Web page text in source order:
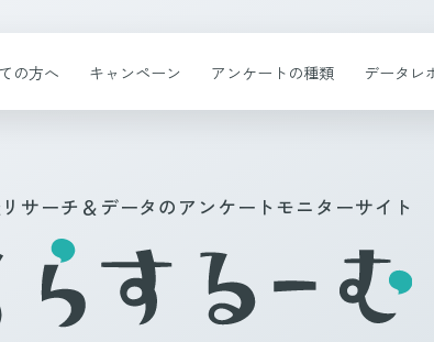
の方へ キャンペーン アンケートの種類 データレ
サーチ＆データのアンケートモニターサイト